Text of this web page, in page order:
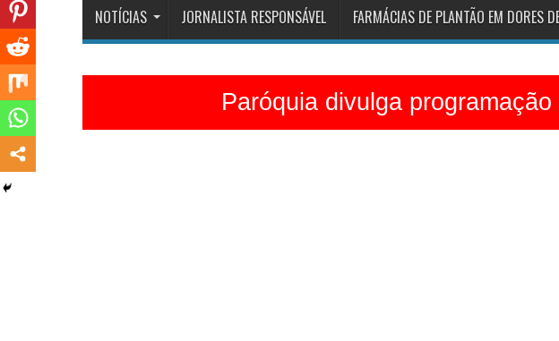
NOTÍCIAS JORNALISTA RESPONSÁVEL FARMÁCIAS DE PLANTÃO EM DORES
Paróquia divulga